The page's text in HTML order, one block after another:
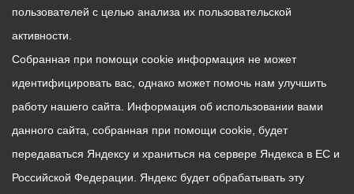
пользователей с целью анализа их пользовательской
активности.
Собранная при помощи cookie информация не может
идентифицировать вас, однако может помочь нам улучшить
работу нашего сайта. Информация об использовании вами
данного сайта, собранная при помощи cookie, будет
передаваться Яндексу и храниться на сервере Яндекса в ЕС и
Российской Федерации. Яндекс будет обрабатывать эту